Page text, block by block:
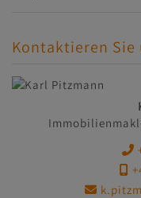
Kontaktieren Sie